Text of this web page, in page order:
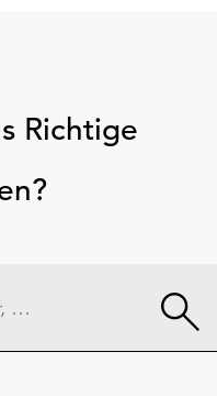
Richtige